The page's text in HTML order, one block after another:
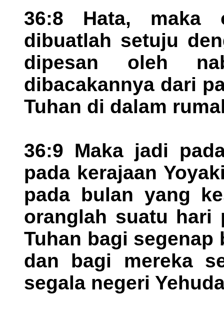
36:8 Hata, maka
dibuatlah setuju
dipesan oleh
dibacakannya dari
Tuhan di dalam
36:9 Maka jadi
pada kerajaan
pada bulan yang
oranglah suatu hari
Tuhan bagi segenap
dan bagi mereka
segala negeri